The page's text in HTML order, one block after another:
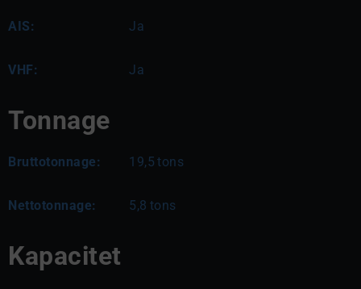
AIS: Ja
VHF: Ja
Tonnage
Bruttotonnage: 19,5 tons
Nettotonnage: 5,8 tons
Kapacitet